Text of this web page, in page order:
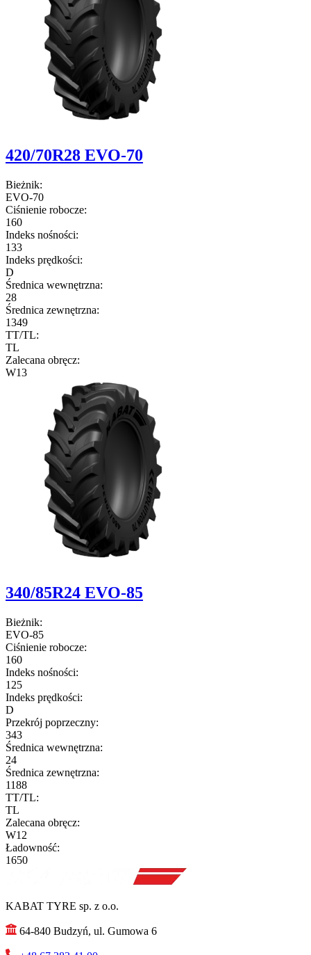
420/70R28 EVO-70
Bieżnik:
EVO-70
Ciśnienie robocze:
160
Indeks nośności:
133
Indeks prędkości:
D
Średnica wewnętrzna:
28
Średnica zewnętrzna:
1349
TT/TL:
TL
Zalecana obręcz:
W13
340/85R24 EVO-85
Bieżnik:
EVO-85
Ciśnienie robocze:
160
Indeks nośności:
125
Indeks prędkości:
D
Przekrój poprzeczny:
343
Średnica wewnętrzna:
24
Średnica zewnętrzna:
1188
TT/TL:
TL
Zalecana obręcz:
W12
Ładowność:
1650
KABAT TYRE sp. z o.o.
64-840 Budzyń, ul. Gumowa 6